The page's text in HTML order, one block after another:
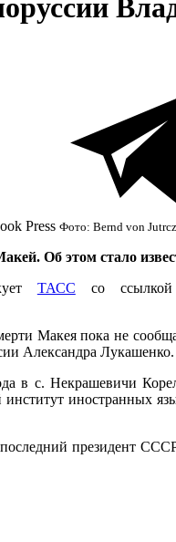
Фото: Bernd von
Об этом стало
ТАСС со ссылкой
Макея пока не
Александра
в с. Некрашевичи
институт иностранных
президент